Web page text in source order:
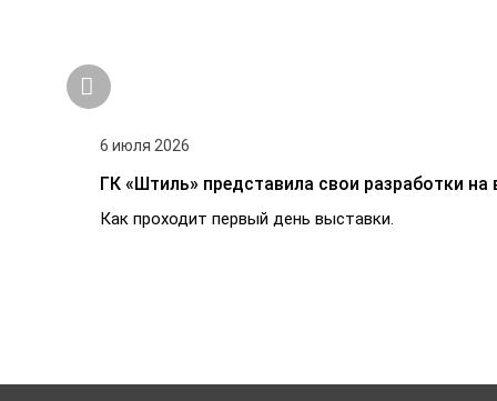
6 июля 2026
ГК «Штиль» представила свои разработки
Как проходит первый день выставки.